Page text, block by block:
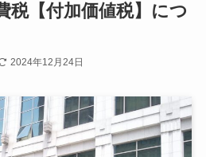
税【付加価値税】につ
2024年12月24日